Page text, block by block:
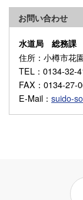
お問い合わせ
水道局 総務課
住所 ：小樽市花
TEL ：0134-32-
FAX ：0134-27-
E-Mail ： suido-